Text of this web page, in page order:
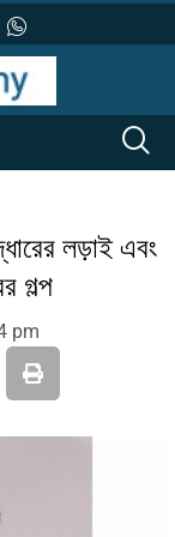
লড়াই এবং
গল্প
pm